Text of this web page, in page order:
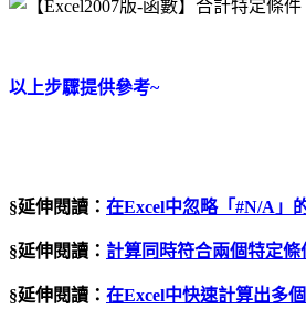
以上步驟提供參考~
§延伸閱讀： 在Excel中忽略「#N/A 」
§延伸閱讀： 計算同時符合兩個特定
§延伸閱讀： 在Excel中快速計算出多